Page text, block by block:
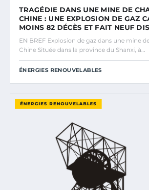
TRAGÉDIE DANS UNE MINE DE
CHINE : UNE EXPLOSION DE GAZ
MOINS 82 DÉCÈS ET FAIT NEUF
EN BREF Explosion de gaz dans une mine
Chine Située dans la province du Shanxi, à…
ÉNERGIES RENOUVELABLES
ÉNERGIES RENOUVELABLES